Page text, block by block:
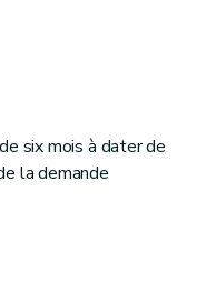
six mois à dater de
la demande